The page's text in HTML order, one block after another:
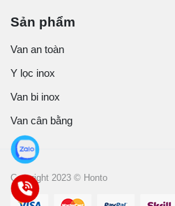
Sản phẩm
Van an toàn
Y lọc inox
Van bi inox
Van cân bằng
Copyright 2023 © Honto